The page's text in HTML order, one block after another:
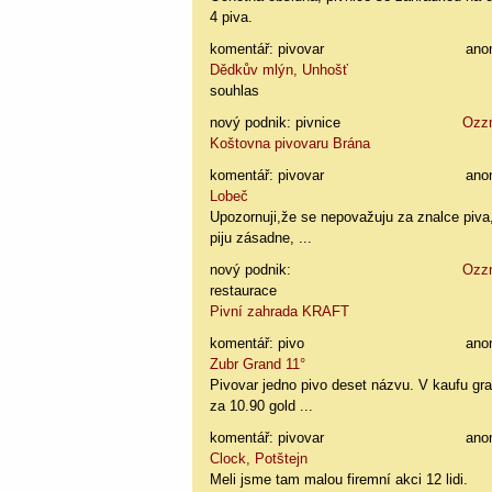
4 piva.
komentář: pivovar
Dědkův mlýn, Unhošť
souhlas
nový podnik: pivnice
Koštovna pivovaru Brána
komentář: pivovar
Lobeč
Upozornuji,že se nepovažuju za znalce
piju zásadne, ...
nový podnik:
restaurace
Pivní zahrada KRAFT
komentář: pivo
Zubr Grand 11°
Pivovar jedno pivo deset názvu. V kaufu
za 10.90 gold ...
komentář: pivovar
Clock, Potštejn
Meli jsme tam malou firemní akci 12 lidi.